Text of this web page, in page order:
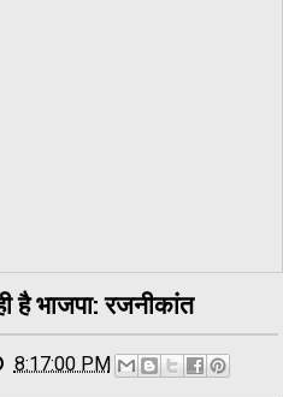
है भाजपा: रजनीकांत
8:17:00 PM